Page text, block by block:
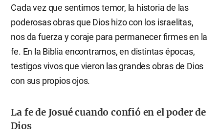
Cada vez que sentimos temor, la historia de las
poderosas obras que Dios hizo con los israelitas,
nos da fuerza y coraje para permanecer firmes en la
fe. En la Biblia encontramos, en distintas épocas,
testigos vivos que vieron las grandes obras de Dios
con sus propios ojos.
La fe de Josué cuando confió en el poder de
Dios